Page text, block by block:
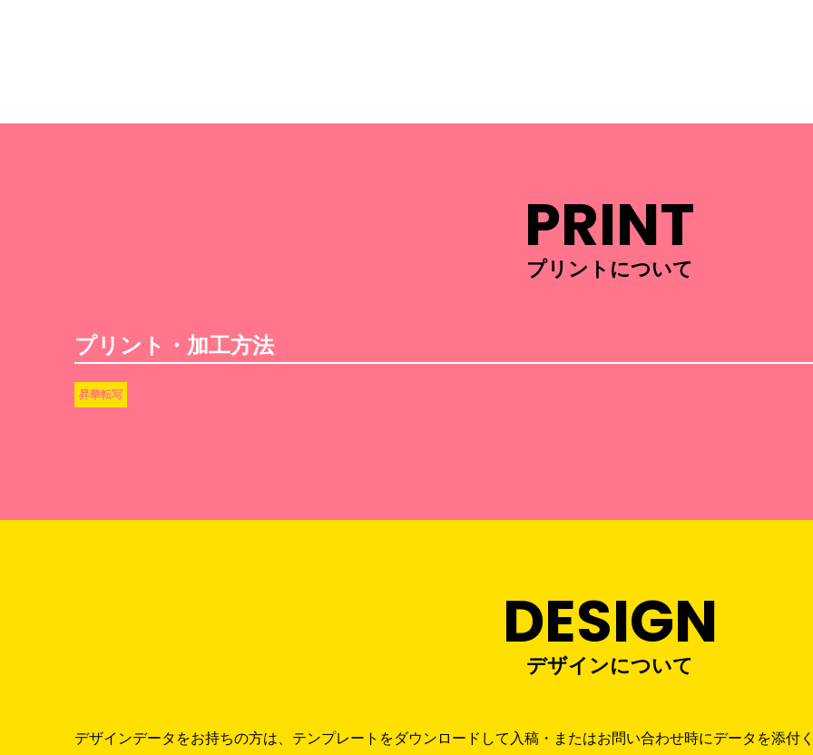
PRINT
プリントについて
プリント・加工方法
昇華転写
DESIGN
デザインについて
デザインデータをお持ちの方は、テンプレートをダウンロードして入稿・またはお問い合わせ時にデータを添付く